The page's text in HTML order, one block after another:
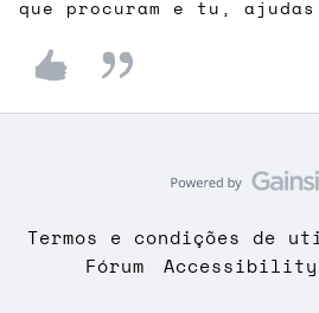
que procuram e tu,
Termos e condições de
Fórum
Accessibility